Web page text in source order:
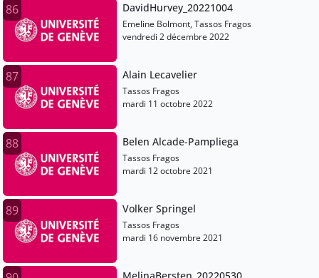
86 DavidHurvey_20221004
Emeline Bolmont, Tassos Fragos
vendredi 2 décembre 2022
87 Alain Lecavelier
Tassos Fragos
mardi 11 octobre 2022
88 Belen Alcade-Pampliega
Tassos Fragos
mardi 12 octobre 2021
89 Volker Springel
Tassos Fragos
mardi 16 novembre 2021